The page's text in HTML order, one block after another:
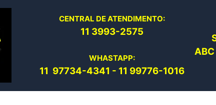
CENTRAL DE ATENDIMENTO:
11 3993-2575
WHASTAPP:
11 97734-4341 - 11 99776-1016